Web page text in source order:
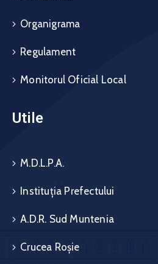
Organigrama
Regulament
Monitorul Oficial Local
Utile
M.D.L.P.A.
Instituția Prefectului
A.D.R. Sud Muntenia
Crucea Roșie